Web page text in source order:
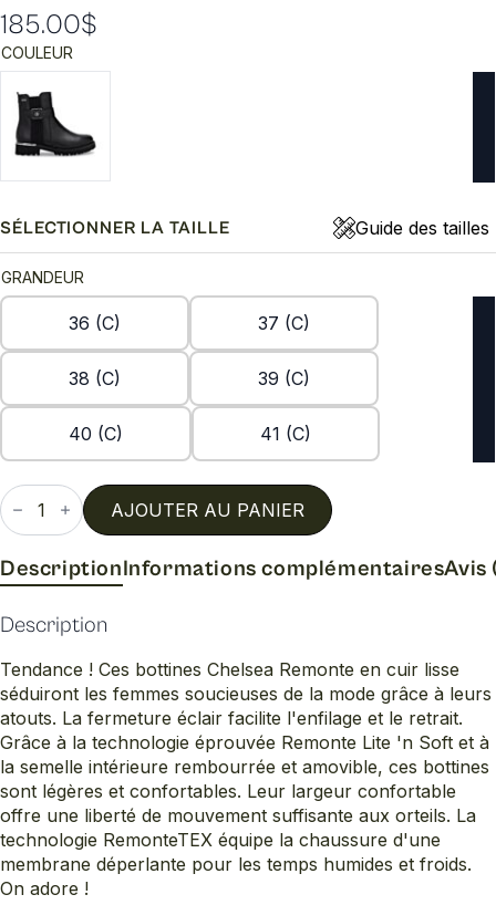
185.00$
COULEUR
SÉLECTIONNER LA TAILLE Guide des tailles
GRANDEUR
36 (C) 37 (C)
38 (C) 39 (C)
40 (C) 41 (C)
quantité
de
D8654
AJOUTER AU PANIER
DescriptionInformations complémentairesAvis
Description
Tendance ! Ces bottines Chelsea Remonte en cuir lisse
séduiront les femmes soucieuses de la mode grâce à leurs
atouts. La fermeture éclair facilite l'enfilage et le retrait.
Grâce à la technologie éprouvée Remonte Lite 'n Soft et à
la semelle intérieure rembourrée et amovible, ces bottines
sont légères et confortables. Leur largeur confortable
offre une liberté de mouvement suffisante aux orteils. La
technologie RemonteTEX équipe la chaussure d'une
membrane déperlante pour les temps humides et froids.
On adore !